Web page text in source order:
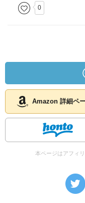
0
Amazon 詳細ペ
本ページはアフィ